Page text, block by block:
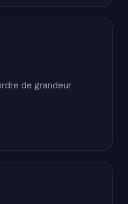
de grandeur